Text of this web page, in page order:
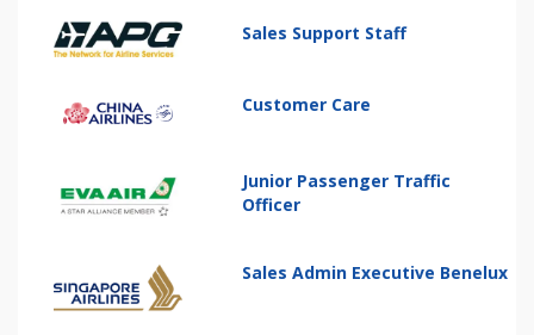
Sales Support Staff
Customer Care
Junior Passenger Traffic
Officer
Sales Admin Executive Benelux